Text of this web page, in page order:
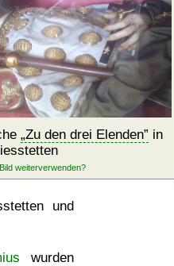
Zu den drei Elenden
in
und
wurden